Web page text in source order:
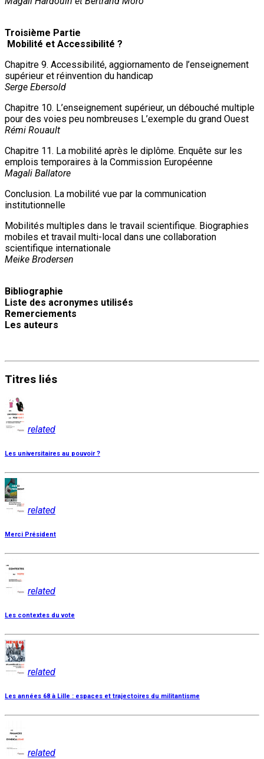
Troisième Partie
Mobilité et Accessibilité ?
Chapitre 9. Accessibilité, aggiornamento de l’enseignement
supérieur et réinvention du handicap
Serge Ebersold
Chapitre 10. L’enseignement supérieur, un débouché multiple
pour des voies peu nombreuses L’exemple du grand Ouest
Rémi Rouault
Chapitre 11. La mobilité après le diplôme. Enquête sur les
emplois temporaires à la Commission Européenne
Magali Ballatore
Conclusion. La mobilité vue par la communication
institutionnelle
Mobilités multiples dans le travail scientifique. Biographies
mobiles et travail multi-local dans une collaboration
scientifique internationale
Meike Brodersen
Bibliographie
Liste des acronymes utilisés
Remerciements
Les auteurs
Titres liés
related
Les universitaires au pouvoir ?
related
Merci Président
related
Les contextes du vote
related
Les années 68 à Lille : espaces et trajectoires du militantisme
related